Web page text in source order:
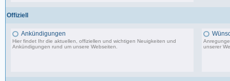
Offiziell
Ankündigungen
Hier findet Ihr die aktuellen, offiziellen und wichtigen Neuigkeiten und
Ankündigungen rund um unsere Webseiten.
unserer